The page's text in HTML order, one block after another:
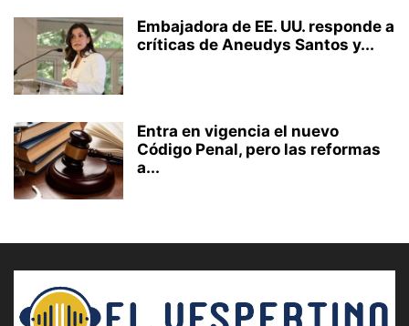
Embajadora de EE. UU. responde a
críticas de Aneudys Santos y...
Entra en vigencia el nuevo
Código Penal, pero las reformas
a...